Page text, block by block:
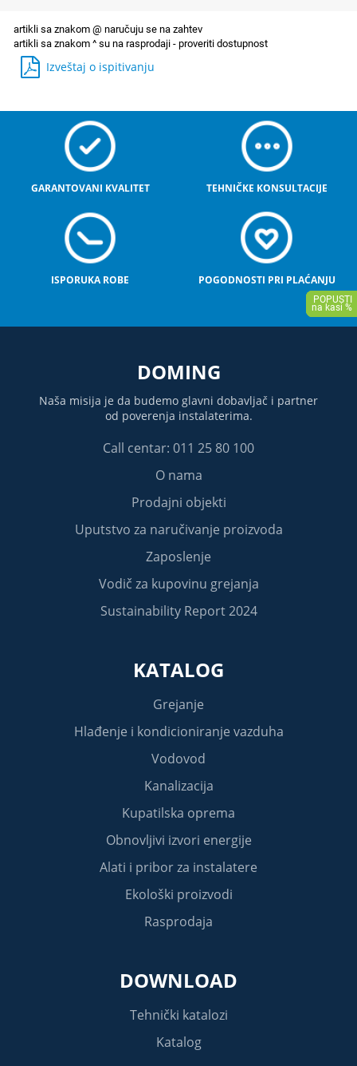
Izveštaj o ispitivanju
GARANTOVANI KVALITET TEHNIČKE KONSULTACIJE
ISPORUKA ROBE POGODNOSTI PRI PLAĆANJU
DOMING
Naša misija je da budemo glavni dobavljač i partner
od poverenja instalaterima.
Call centar: 011 25 80 100
O nama
Prodajni objekti
Uputstvo za naručivanje proizvoda
Zaposlenje
Vodič za kupovinu grejanja
Sustainability Report 2024
KATALOG
Grejanje
Hlađenje i kondicioniranje vazduha
Vodovod
Kanalizacija
Kupatilska oprema
Obnovljivi izvori energije
Alati i pribor za instalatere
Ekološki proizvodi
Rasprodaja
DOWNLOAD
Tehnički katalozi
Katalog